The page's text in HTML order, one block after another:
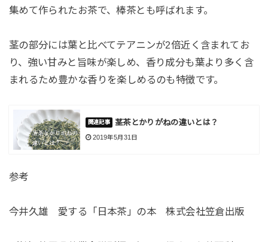
集めて作られたお茶で、棒茶とも呼ばれます。
茎の部分には葉と比べてテアニンが2倍近く含まれてお
り、強い甘みと旨味が楽しめ、香り成分も葉より多く含
まれるため豊かな香りを楽しめるのも特徴です。
茎茶とかりがねの違いとは？
2019年5月31日
参考
今井久雄 愛する「日本茶」の本 株式会社笠倉出版